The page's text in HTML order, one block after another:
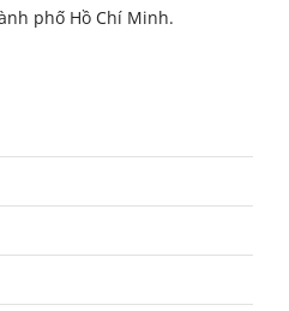
phố Hồ Chí Minh.